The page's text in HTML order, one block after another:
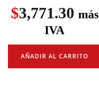
$3,771.30 más
IVA
AÑADIR AL CARRITO